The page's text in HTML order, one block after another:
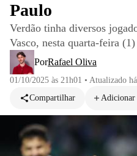
Paulo
Verdão tinha diversos
Vasco, nesta quarta-feira (1)
PorRafael Oliva
01/10/2025 às 21h01 • Atualizado
Compartilhar
Adicionar